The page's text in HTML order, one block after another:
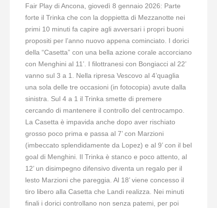
Fair Play di Ancona, giovedì 8 gennaio 2026: Parte
forte il Trinka che con la doppietta di Mezzanotte nei
primi 10 minuti fa capire agli avversari i propri buoni
propositi per l’anno nuovo appena cominciato. I dorici
della “Casetta” con una bella azione corale accorciano
con Menghini al 11’. I filottranesi con Bongiacci al 22’
vanno sul 3 a 1. Nella ripresa Vescovo al 4’quaglia
una sola delle tre occasioni (in fotocopia) avute dalla
sinistra. Sul 4 a 1 il Trinka smette di premere
cercando di mantenere il controllo del centrocampo.
La Casetta è impavida anche dopo aver rischiato
grosso poco prima e passa al 7’ con Marzioni
(imbeccato splendidamente da Lopez) e al 9’ con il bel
goal di Menghini. Il Trinka è stanco e poco attento, al
12’ un disimpegno difensivo diventa un regalo per il
lesto Marzioni che pareggia. Al 18’ viene concesso il
tiro libero alla Casetta che Landi realizza. Nei minuti
finali i dorici controllano non senza patemi, per poi